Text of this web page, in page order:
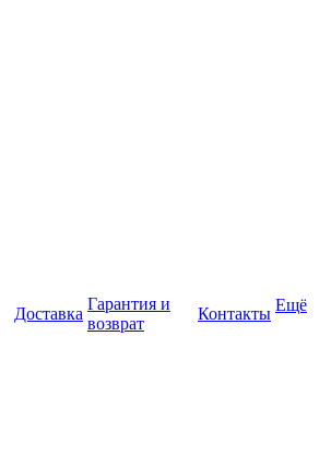
Доставка
Гарантия и
возврат
Контакты Ещё